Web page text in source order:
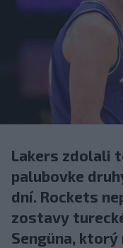
Lakers zdolali
palubovke
dní. Rockets
zostavy
Sengüna, ktorý